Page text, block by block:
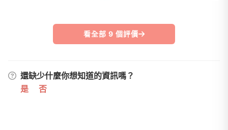
看全部 9 個評價
還缺少什麼你想知道的資訊嗎？
是
否